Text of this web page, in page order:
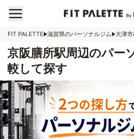
FIT PALETTE 滋賀県のパーソナルジム 大津
京阪膳所駅周辺のパー
較して探す